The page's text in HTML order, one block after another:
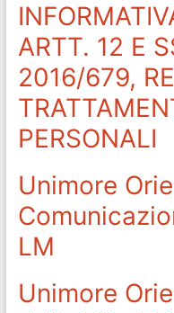
ARTT. 12 E
2016/679,
PERSONALI
Unimore
LM
Unimore